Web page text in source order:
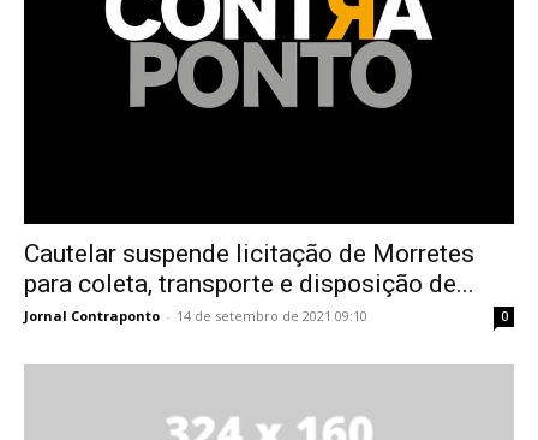
Cautelar suspende licitação de Morretes
para coleta, transporte e disposição de...
Jornal Contraponto - 14 de setembro de 2021 09:10 0